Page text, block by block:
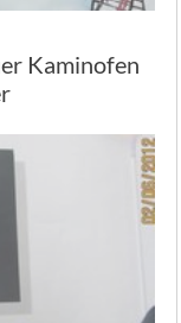
Kaminofen